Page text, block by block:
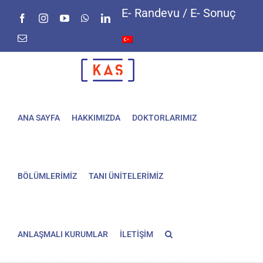
FacebookInstagramYouTubeWhatsAppLinkedIn
E-
E- Randevu / E- Sonuç
ANA SAYFA HAKKIMIZDA DOKTORLARIMIZ
BÖLÜMLERİMİZ TANI ÜNİTELERİMİZ
ANLAŞMALI KURUMLAR İLETİŞİM